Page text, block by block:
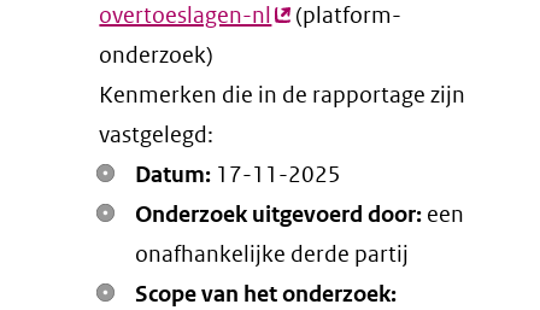
overtoeslagen-nl(externe
(platform-
onderzoek)
Kenmerken die in de rapportage zijn
vastgelegd:
Datum: 17-11-2025
Onderzoek uitgevoerd door: een
onafhankelijke derde partij
Scope van het onderzoek: